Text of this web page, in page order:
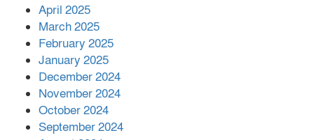
সহায়তা দিলেন সাচিং প্রু জেরী
April 2025
March 2025
February 2025
January 2025
December 2024
November 2024
October 2024
September 2024